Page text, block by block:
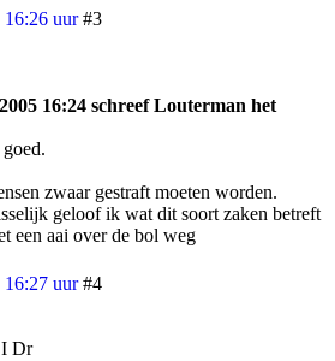
16:26 uur #3
16:24 schreef Louterman het
zwaar gestraft moeten worden.
geloof ik wat dit soort zaken betreft
een aai over de bol weg
16:27 uur #4
I Dr